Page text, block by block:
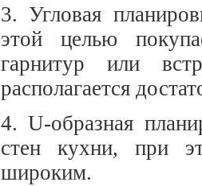
3. Угловая
этой целью
гарнитур или
располагается
4. U-образная
стен кухни, при
широким.